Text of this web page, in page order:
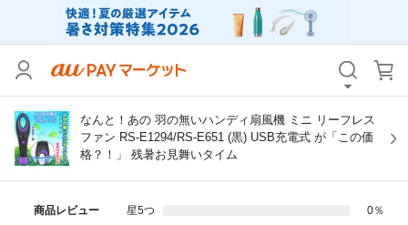
なんと！あの 羽の無いハンディ扇風機 ミニ リーフレス
ファン RS-E1294/RS-E651 (黒) USB充電式 が「この価
格？！」 残暑お見舞いタイム
商品レビュー 星5つ 0％
カテゴリ すべて
価格 すべて
支払い方法
その他の条件